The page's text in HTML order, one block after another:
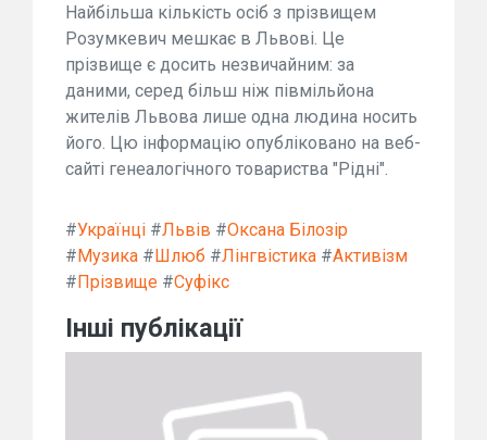
Найбільша кількість осіб з прізвищем
Розумкевич мешкає в Львові. Це
прізвище є досить незвичайним: за
даними, серед більш ніж півмільйона
жителів Львова лише одна людина носить
його. Цю інформацію опубліковано на веб-
сайті генеалогічного товариства "Рідні".
#Українці #Львів #Оксана Білозір
#Музика #Шлюб #Лінгвістика #Активізм
#Прізвище #Суфікс
Інші публікації